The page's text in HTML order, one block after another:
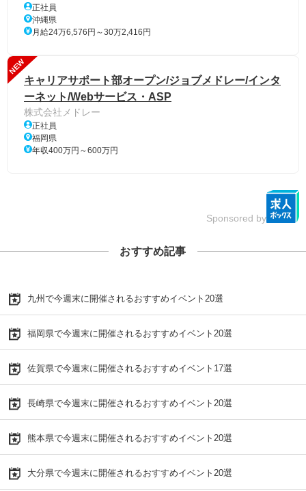
正社員
沖縄県
月給24万6,576円～30万2,416円
NEW
キャリアサポート部オープン/ジョブメドレー/インタ
ーネット/Webサービス・ASP
株式会社メドレー
正社員
福岡県
年収400万円～600万円
Sponsored by
おすすめ記事
九州で今週末に開催されるおすすめイベント20選
福岡県で今週末に開催されるおすすめイベント20選
佐賀県で今週末に開催されるおすすめイベント17選
長崎県で今週末に開催されるおすすめイベント20選
熊本県で今週末に開催されるおすすめイベント20選
大分県で今週末に開催されるおすすめイベント20選